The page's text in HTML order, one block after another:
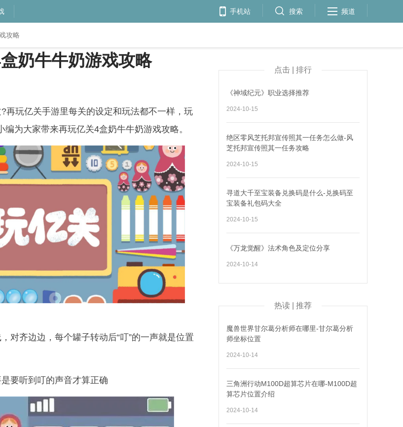
手机站 搜索 频道
攻略
奶牛牛奶游戏攻略
玩亿关手游里每关的设定和玩法都不一样，玩
为大家带来再玩亿关4盒奶牛牛奶游戏攻略。
齐边边，每个罐子转动后“叮”的一声就是位置
要听到叮的声音才算正确
点击 | 排行
《神域纪元》职业选择推荐
2024-10-15
绝区零风芝托邦宣传照其一任务怎么做-风
芝托邦宣传照其一任务攻略
2024-10-15
寻道大千至宝装备兑换码是什么-兑换码至
宝装备礼包码大全
2024-10-15
《万龙觉醒》法术角色及定位分享
2024-10-14
热读 | 推荐
魔兽世界甘尔葛分析师在哪里-甘尔葛分析
师坐标位置
2024-10-14
三角洲行动M100D超算芯片在哪-M100D超
算芯片位置介绍
2024-10-14